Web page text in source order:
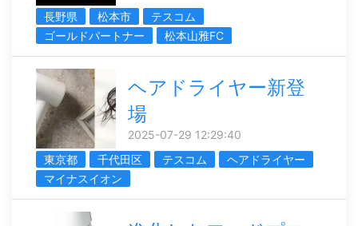
長野県
松本市
テスコム
ゴールドパートナー
松本山雅FC
ヘアドライヤー新登
場
2025-07-29 12:29:40
東京都
千代田区 テスコム
ヘアドライヤー
マイナスイオン